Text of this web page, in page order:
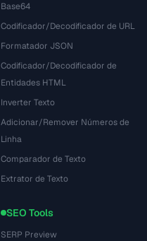
Base64
Codificador/Decodificador de URL
Formatador JSON
Codificador/Decodificador de
Entidades HTML
Inverter Texto
Adicionar/Remover Números de
Linha
Comparador de Texto
Extrator de Texto
SEO Tools
SERP Preview